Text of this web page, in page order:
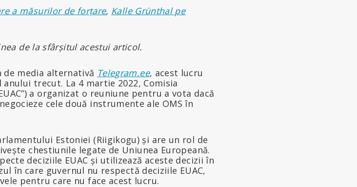
a măsurilor de forțare, Kalle Grünthal pe
de la sfârșitul acestui articol.
de media alternativă Telegram.ee, acest lucru
trecut. La 4 martie 2022, Comisia
a organizat o reuniune pentru a vota dacă
cele două instrumente ale OMS în
Estoniei (Riigikogu) și are un rol de
chestiunile legate de Uniunea Europeană.
deciziile EUAC și utilizează aceste decizii în
în care guvernul nu respectă deciziile EUAC,
pentru care nu face acest lucru.